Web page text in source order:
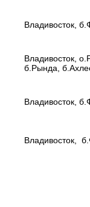
Владивосток,
Владивосток,
б.Рында,
Владивосток,
Владивосток,